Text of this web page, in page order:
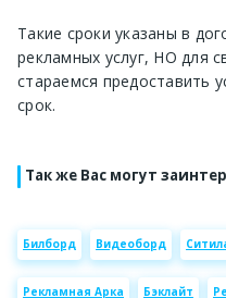
Такие сроки указаны в
рекламных услуг, НО для
стараемся предоставить
срок.
Так же Вас могут
Билборд Видеоборд
Рекламная Арка Бэклайт